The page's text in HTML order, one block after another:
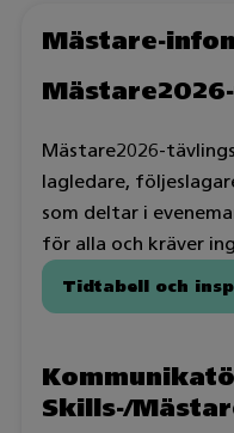
Mästare-infon
Mästare2026-
lagledare,
som deltar i
för alla och kräver
Tidtabell och
Skills-/